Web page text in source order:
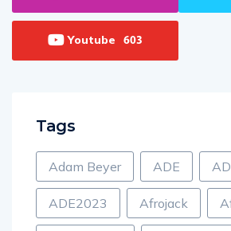
Youtube 603
Tags
Adam Beyer ADE
ADE2023 Afrojack